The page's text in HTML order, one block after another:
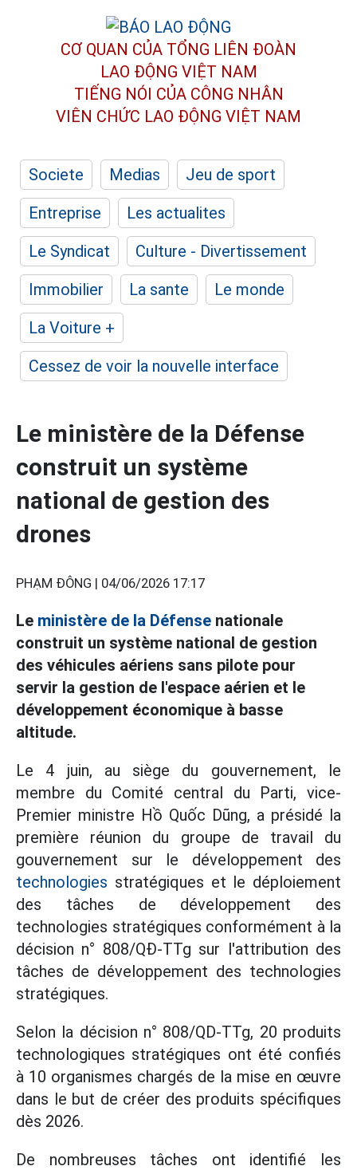
CƠ QUAN CỦA TỔNG LIÊN ĐOÀN
LAO ĐỘNG VIỆT NAM
TIẾNG NÓI CỦA CÔNG NHÂN
VIÊN CHỨC LAO ĐỘNG VIỆT NAM
Societe Medias
Jeu de sport
Entreprise
Les actualites
Le Syndicat
Culture - Divertissement
Immobilier
La sante
Le monde
La Voiture +
Cessez de voir la nouvelle interface
Le ministère de la Défense
construit un système
national de gestion des
drones
PHẠM ĐÔNG | 04/06/2026 17:17
Le ministère de la Défense nationale
construit un système national de gestion
des véhicules aériens sans pilote pour
servir la gestion de l'espace aérien et le
développement économique à basse
altitude.
Le 4 juin, au siège du gouvernement, le
membre du Comité central du Parti, vice-
Premier ministre Hồ Quốc Dũng, a présidé la
première réunion du groupe de travail du
gouvernement sur le développement des
technologies stratégiques et le déploiement
des tâches de développement des
technologies stratégiques conformément à la
décision n° 808/QĐ-TTg sur l'attribution des
tâches de développement des technologies
stratégiques.
Selon la décision n° 808/QD-TTg, 20 produits
technologiques stratégiques ont été confiés
à 10 organismes chargés de la mise en œuvre
dans le but de créer des produits spécifiques
dès 2026.
De nombreuses tâches ont identifié les